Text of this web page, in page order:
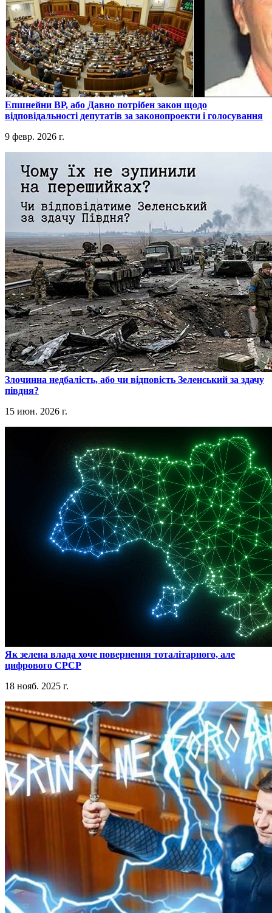
​Епшнейни ВР, або Давно потрібен закон щодо
відповідальності депутатів за законопроекти і голосування
9 февр. 2026 г.
​Злочинна недбалість, або чи відповість Зеленський за здачу
півдня?
15 июн. 2026 г.
​Як зелена влада хоче повернення тоталітарного, але
цифрового СРСР
18 нояб. 2025 г.